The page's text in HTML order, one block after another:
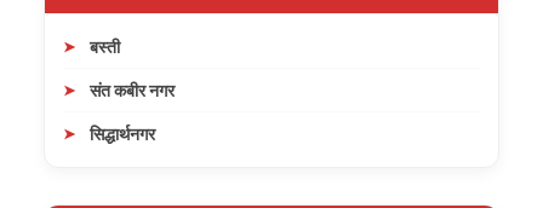
बस्ती
संत कबीर नगर
सिद्धार्थनगर